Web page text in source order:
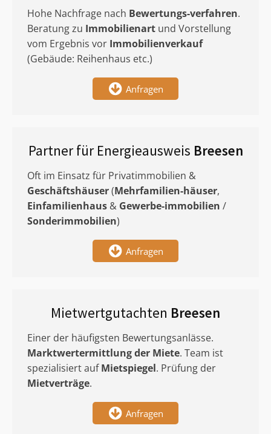
Hohe Nachfrage nach Bewertungs-verfahren.
Beratung zu Immobilienart und Vorstellung
vom Ergebnis vor Immobilienverkauf
(Gebäude: Reihenhaus etc.)
Anfragen
Partner für Energieausweis Breesen
Oft im Einsatz für Privatimmobilien &
Geschäftshäuser(Mehrfamilien-häuser,
Einfamilienhaus & Gewerbe-immobilien /
Sonderimmobilien)
Anfragen
Mietwertgutachten Breesen
Einer der häufigsten Bewertungsanlässe.
Marktwertermittlungder Miete. Team ist
spezialisiert aufMietspiegel. Prüfung der
Mietverträge.
Anfragen